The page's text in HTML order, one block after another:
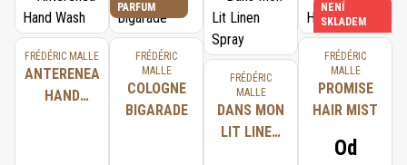
FRÉDÉRIC MALLE
ANTERENEA
HAND
PARFUM
FRÉDÉRIC
MALLE
COLOGNE
BIGARADE
FRÉDÉRIC
MALLE
DANS MON
LIT LINEN
NENÍ
SKLADEM
FRÉDÉRIC
MALLE
PROMISE
HAIR MIST
Od